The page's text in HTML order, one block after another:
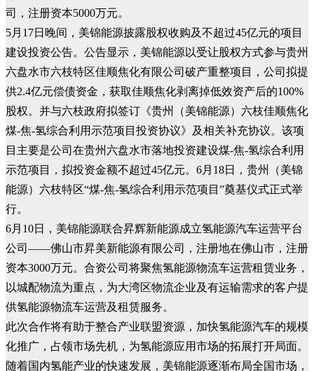
司，注册资本5000万元。
5月17日晚间，美锦能源披露股权收购及不超过45亿元的项目
建设投资公告。公告显示，美锦能源以受让股权方式参与贵州
六盘水市六枝特区佳顺焦化有限公司破产重整项目，公司拟提
供2.4亿元偿债资金，获取佳顺焦化剥离掉低效资产后的100%
股权。并与六枝政府拟签订《贵州（美锦能源）六枝佳顺焦化
煤-焦-氢综合利用示范项目投资协议》及相关补充协议。该项
目主要是公司在贵州六盘水市落地投资建设煤-焦-氢综合利用
示范项目，拟投资金额不超过45亿元。6月18日，贵州（美锦
能源）六枝特区“煤-焦-氢综合利用示范项目”奠基仪式正式举
行。
6月10日，美锦能源联合昇辉新能源成立氢能源汽车运营平台
公司——佛山市昇美新能源有限公司，注册地在佛山市，注册
资本3000万元。合资公司将聚焦氢能源物流车运营租赁业务，
以城配物流为重点，为大湾区物流企业及有运输需求的客户提
供氢能源物流车运营及租赁服务。
此次合作将有助于整合产业联盟资源，加快氢能源汽车的规模
化推广，占领市场先机，为氢能源应用市场的拓展打开局面。
随着国内氢能产业的快速发展，美锦能源逐渐布局全国市场，